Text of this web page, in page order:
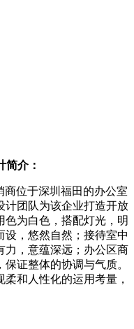
介：
位于深圳福田的办公室
计团队为该企业打造开放
色为白色，搭配灯光，明
设，悠然自然；接待室中
力，意蕴深远；办公区商
证整体的协调与气质。
和人性化的运用考量，